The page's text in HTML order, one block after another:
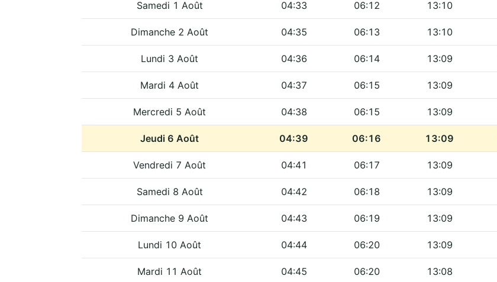
Samedi 1 Août 04:33 06:12 13:10
Dimanche 2 Août 04:35 06:13 13:10
Lundi 3 Août 04:36 06:14 13:09
Mardi 4 Août 04:37 06:15 13:09
Mercredi 5 Août 04:38 06:15 13:09
Jeudi 6 Août 04:39 06:16 13:09
Vendredi 7 Août 04:41 06:17 13:09
Samedi 8 Août 04:42 06:18 13:09
Dimanche 9 Août 04:43 06:19 13:09
Lundi 10 Août 04:44 06:20 13:09
Mardi 11 Août 04:45 06:20 13:08